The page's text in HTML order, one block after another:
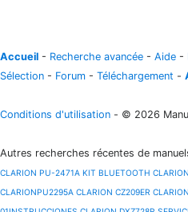
Accueil - Recherche avancée - Aide -
Sélection - Forum - Téléchargement -
Conditions d'utilisation - © 2026
Autres recherches récentes de
CLARION PU-2471A KIT BLUETOOTH
CLARIONPU2295A CLARION CZ209ER